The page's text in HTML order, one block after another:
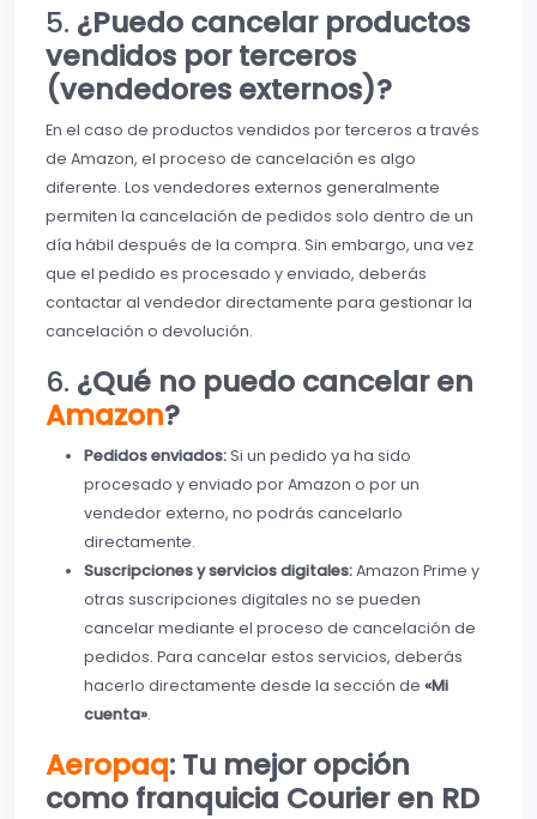
5. ¿Puedo cancelar productos
vendidos por terceros
(vendedores externos)?
En el caso de productos vendidos por terceros a través
de Amazon, el proceso de cancelación es algo
diferente. Los vendedores externos generalmente
permiten la cancelación de pedidos solo dentro de un
día hábil después de la compra. Sin embargo, una vez
que el pedido es procesado y enviado, deberás
contactar al vendedor directamente para gestionar la
cancelación o devolución.
6. ¿Qué no puedo cancelar en
Amazon?
Pedidos enviados:Si un pedido ya ha sido
procesado y enviado por Amazon o por un
vendedor externo, no podrás cancelarlo
directamente.
Suscripciones y servicios digitales:Amazon Prime y
otras suscripciones digitales no se pueden
cancelar mediante el proceso de cancelación de
pedidos. Para cancelar estos servicios, deberás
hacerlo directamente desde la sección de «Mi
cuenta».
Aeropaq: Tu mejor opción
como franquicia Courier en RD